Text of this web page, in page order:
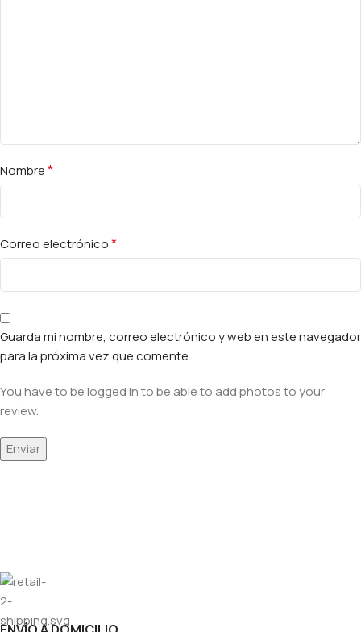
Nombre*
Correo electrónico*
Guarda mi nombre, correo electrónico y web en este navegador
para la próxima vez que comente.
You have to be logged in to be able to add photos to your
review.